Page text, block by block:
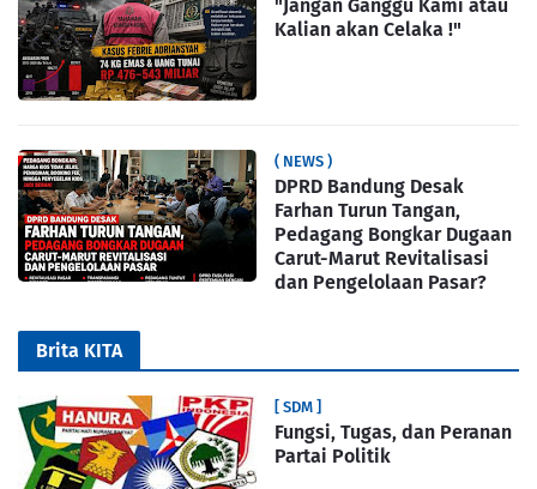
"Jangan Ganggu Kami atau
Kalian akan Celaka !"
( NEWS )
DPRD Bandung Desak
Farhan Turun Tangan,
Pedagang Bongkar Dugaan
Carut-Marut Revitalisasi
dan Pengelolaan Pasar?
Brita KITA
[ SDM ]
Fungsi, Tugas, dan Peranan
Partai Politik